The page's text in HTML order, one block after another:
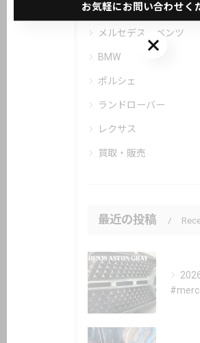
全てのカテゴリー
メルセデス・ベンツ
BMW
ポルシェ
ランドローバー
レクサス
買取・販売
最近の投稿
お気軽にお問い合わせく
お気軽にお問い合わせく